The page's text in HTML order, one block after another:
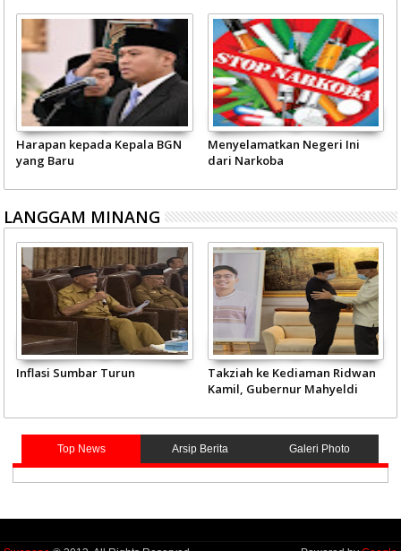
Harapan kepada Kepala BGN
yang Baru
Menyelamatkan Negeri Ini
dari Narkoba
LANGGAM MINANG
Inflasi Sumbar Turun
Takziah ke Kediaman Ridwan
Kamil, Gubernur Mahyeldi
Top News Arsip Berita Galeri Photo